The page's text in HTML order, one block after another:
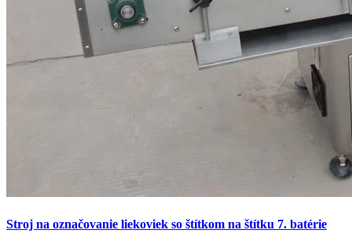
Stroj na označovanie liekoviek so štítkom na štítku 7. batérie